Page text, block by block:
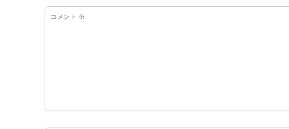
コメント ※